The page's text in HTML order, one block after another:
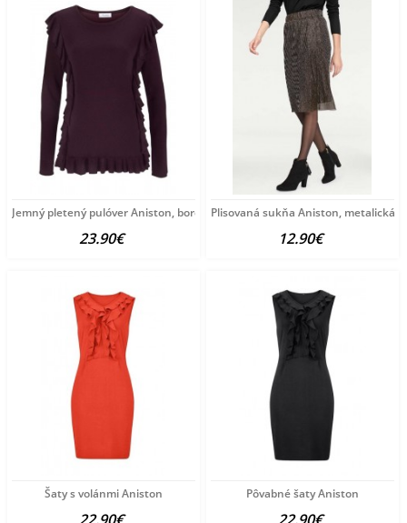
Jemný pletený pulóver Aniston, bordó
23.90€
Plisovaná sukňa Aniston, metalická
12.90€
Šaty s volánmi Aniston Pôvabné šaty Aniston